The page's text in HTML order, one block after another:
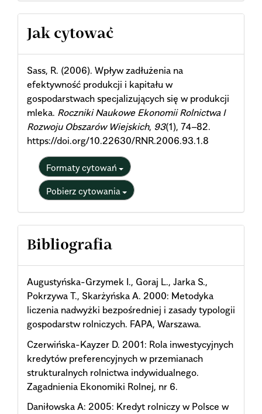
Article
Details
Jak cytować
Sass, R. (2006). Wpływ zadłużenia na
efektywność produkcji i kapitału w
gospodarstwach specjalizujących się w produkcji
mleka. Roczniki Naukowe Ekonomii Rolnictwa I
Rozwoju Obszarów Wiejskich, 93(1), 74–82.
https://doi.org/10.22630/RNR.2006.93.1.8
Formaty cytowań
Pobierz cytowania
Bibliografia
Augustyńska-Grzymek I., Goraj L., Jarka S.,
Pokrzywa T., Skarżyńska A. 2000: Metodyka
liczenia nadwyżki bezpośredniej i zasady typologii
gospodarstw rolniczych. FAPA, Warszawa.
Czerwińska-Kayzer D. 2001: Rola inwestycyjnych
kredytów preferencyjnych w przemianach
strukturalnych rolnictwa indywidualnego.
Zagadnienia Ekonomiki Rolnej, nr 6.
Daniłowska A: 2005: Kredyt rolniczy w Polsce w